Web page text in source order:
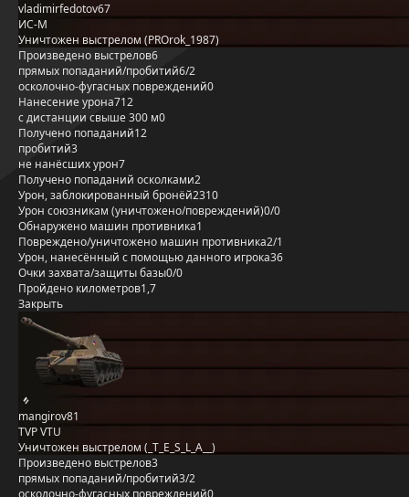
vladimirfedotov67
ИС-М
Уничтожен выстрелом (PROrok_1987)
Произведено выстрелов6
прямых попаданий/пробитий6/2
осколочно-фугасных повреждений0
Нанесение урона712
с дистанции свыше 300 м0
Получено попаданий12
пробитий3
не нанёсших урон7
Получено попаданий осколками2
Урон, заблокированный бронёй2310
Урон союзникам (уничтожено/повреждений)0/0
Обнаружено машин противника1
Повреждено/уничтожено машин противника2/1
Урон, нанесённый с помощью данного игрока36
Очки захвата/защиты базы0/0
Пройдено километров1,7
Закрыть
mangirov81
TVP VTU
Уничтожен выстрелом (_T_E_S_L_A__)
Произведено выстрелов3
прямых попаданий/пробитий3/2
осколочно-фугасных повреждений0